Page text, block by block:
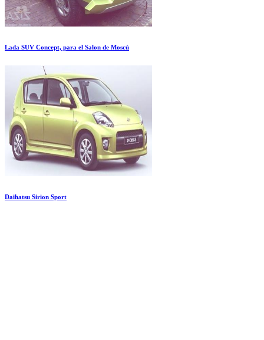
Lada SUV Concept, para el Salon de Moscú
Daihatsu Sirion Sport